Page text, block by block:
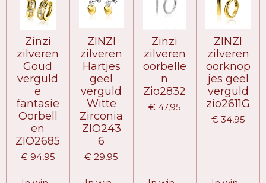
Zinzi
zilveren
Goud
verguld
e
fantasie
Oorbell
en
ZIO2685
€ 94,95
ZINZI
zilveren
Hartjes
geel
verguld
Witte
Zirconia
ZIO243
6
€ 29,95
Zinzi
zilveren
oorbelle
n
Zio2832
€ 47,95
ZINZI
zilveren
oorknop
jes geel
verguld
zio2611G
€ 34,95